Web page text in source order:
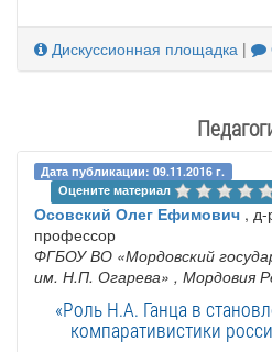
Дискуссионная площадка |
Дата публикации: 09.11.2016 г.
Оцените материал
Осовский Олег Ефимович ,
профессор
ФГБОУ ВО «Мордовский
им. Н.П. Огарева» , Мордовия
«Роль Н.А. Ганца в
компаративистики